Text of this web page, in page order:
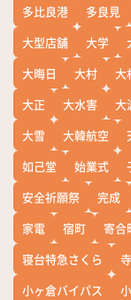
多比良港
多良見
大型店舗
大学
大晦日
大村 大
大正
大水害 大
大雪
大韓航空
如己堂
始業式
安全祈願祭
完成
家電
宿町 寄合
寝台特急さくら
寺
小ヶ倉バイパス